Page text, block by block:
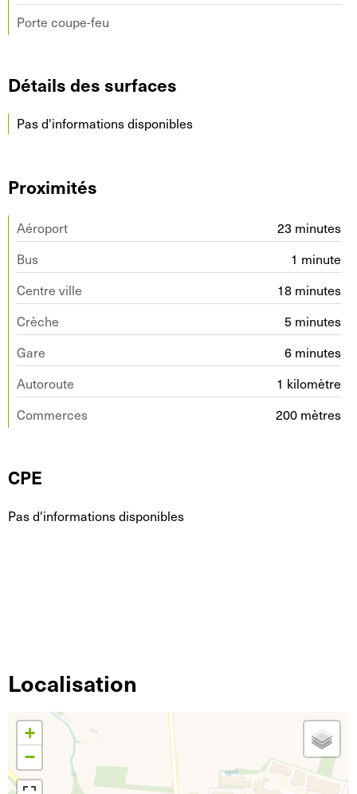
Porte coupe-feu
Détails des surfaces
Pas d'informations disponibles
Proximités
Aéroport
23 minutes
Bus
1 minute
Centre ville
18 minutes
Crèche
5 minutes
Gare
6 minutes
Autoroute
1 kilomètre
Commerces
200 mètres
CPE
Pas d'informations disponibles
Localisation
+
−